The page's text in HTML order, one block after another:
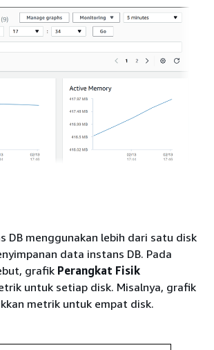
DB menggunakan lebih dari satu disk
data instans DB. Pada
grafik Perangkat Fisik
untuk setiap disk. Misalnya, grafik
metrik untuk empat disk.